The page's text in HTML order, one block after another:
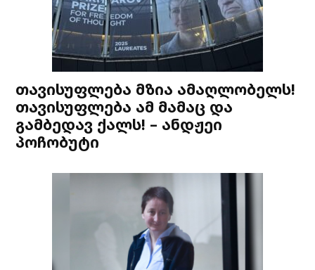
თავისუფლება მზია ამაღლობელს!
თავისუფლება ამ მამაც და
გამბედავ ქალს! – ანდჟეი
პოჩობუტი